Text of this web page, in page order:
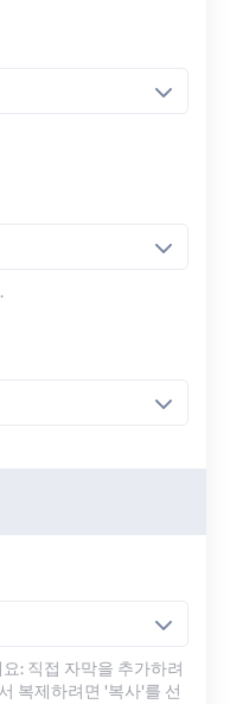
: 직접 자막을 추가하려
복제하려면 '복사'를 선